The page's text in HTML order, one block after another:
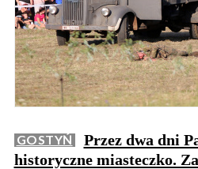
GOSTYŃ
Przez dwa dni
historyczne miasteczko.